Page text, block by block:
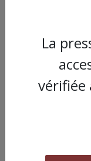
La
vérifiée